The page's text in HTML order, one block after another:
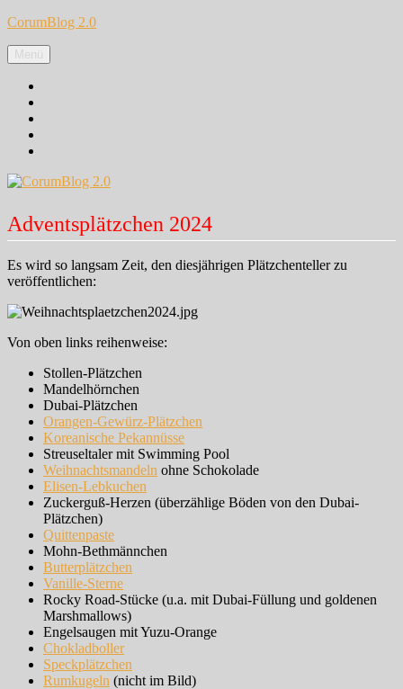
Zum
springen
CorumBlog 2.0
Menü
Adventsplätzchen 2024
Es wird so langsam Zeit, den diesjährigen Plätzchenteller zu
veröffentlichen:
Von oben links reihenweise:
Stollen-Plätzchen
Mandelhörnchen
Dubai-Plätzchen
Orangen-Gewürz-Plätzchen
Koreanische Pekannüsse
Streuseltaler mit Swimming Pool
Weihnachtsmandeln ohne Schokolade
Elisen-Lebkuchen
Zuckerguß-Herzen (überzählige Böden von den Dubai-
Plätzchen)
Quittenpaste
Mohn-Bethmännchen
Butterplätzchen
Vanille-Sterne
Rocky Road-Stücke (u.a. mit Dubai-Füllung und goldenen
Marshmallows)
Engelsaugen mit Yuzu-Orange
Chokladboller
Speckplätzchen
Rumkugeln (nicht im Bild)